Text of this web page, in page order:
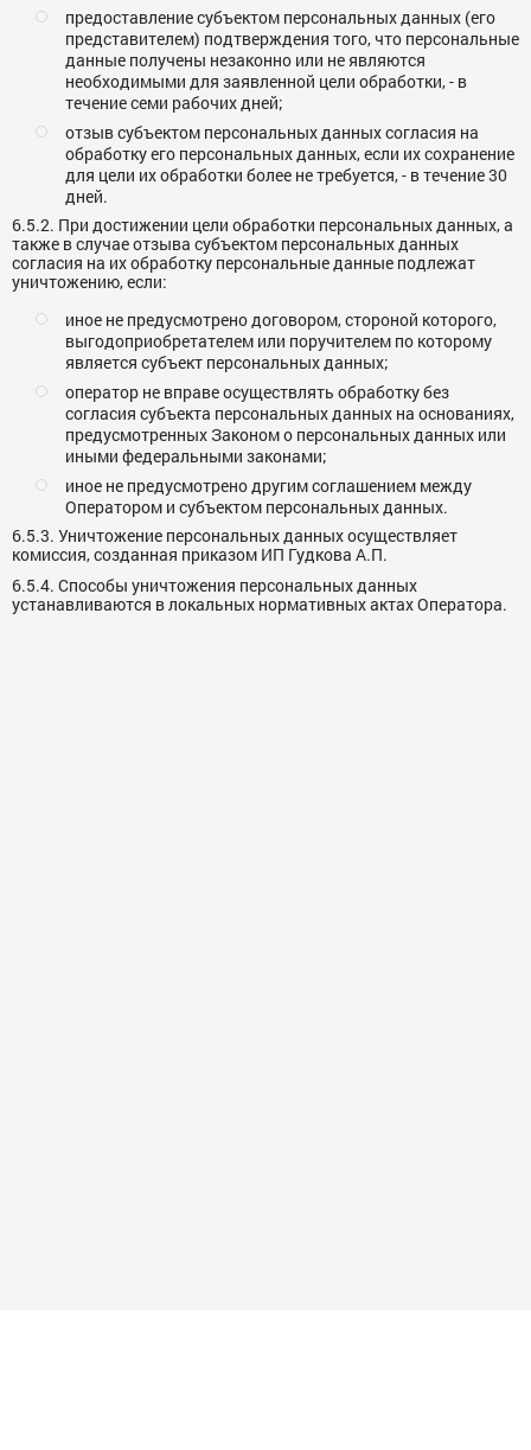
предоставление субъектом персональных данных (его
представителем) подтверждения того, что персональные
данные получены незаконно или не являются
необходимыми для заявленной цели обработки, - в
течение семи рабочих дней;
отзыв субъектом персональных данных согласия на
обработку его персональных данных, если их сохранение
для цели их обработки более не требуется, - в течение 30
дней.
6.5.2. При достижении цели обработки персональных данных, а
также в случае отзыва субъектом персональных данных
согласия на их обработку персональные данные подлежат
уничтожению, если:
иное не предусмотрено договором, стороной которого,
выгодоприобретателем или поручителем по которому
является субъект персональных данных;
оператор не вправе осуществлять обработку без
согласия субъекта персональных данных на основаниях,
предусмотренных Законом о персональных данных или
иными федеральными законами;
иное не предусмотрено другим соглашением между
Оператором и субъектом персональных данных.
6.5.3. Уничтожение персональных данных осуществляет
комиссия, созданная приказом ИП Гудкова А.П.
6.5.4. Способы уничтожения персональных данных
устанавливаются в локальных нормативных актах Оператора.